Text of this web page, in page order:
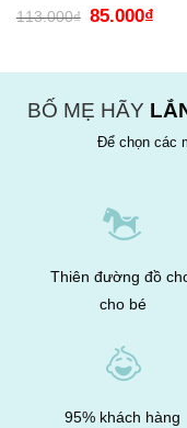
113.000₫ Giá
gốc
85.000₫Giá
hiện
BỐ MẸ HÃY
Để chọn các
Thiên đường đồ
cho bé
95% khách hàng